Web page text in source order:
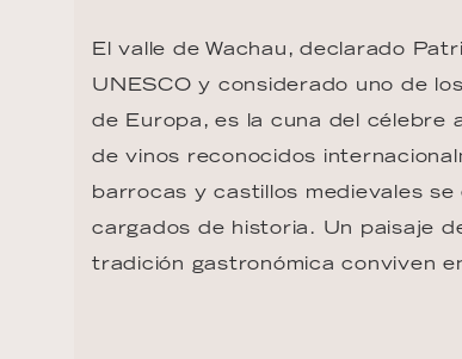
El valle de Wachau, declarado
UNESCO y considerado uno de
de Europa, es la cuna del célebre
de vinos reconocidos
barrocas y castillos medievales
cargados de historia. Un paisaje
tradición gastronómica conviven